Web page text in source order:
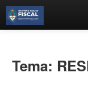
Búsqueda
Tema: